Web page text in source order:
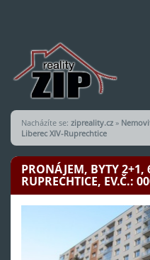
Nacházíte se: zipreality.cz »
Liberec XIV-Ruprechtice
PRONÁJEM, BYTY 2+1,
RUPRECHTICE, EV.Č.: